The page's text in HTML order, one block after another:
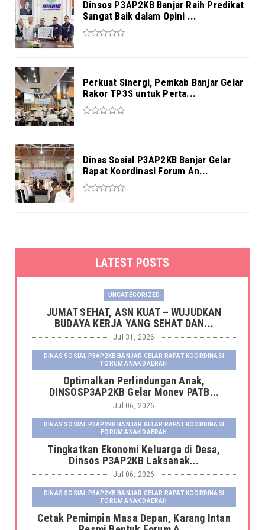
Dinsos P3AP2KB Banjar Raih Predikat
Sangat Baik dalam Opini ...
Perkuat Sinergi, Pemkab Banjar Gelar
Rakor TP3S untuk Perta...
Dinas Sosial P3AP2KB Banjar Gelar
Rapat Koordinasi Forum An...
LATEST POSTS
UNCATEGORIZED
JUMAT SEHAT, ASN KUAT – WUJUDKAN
BUDAYA KERJA YANG SEHAT DAN...
Jul 31, 2026
DINAS SOSIAL P3AP2KB BANJAR GELAR RAPAT KOORDINASI
FORUM ANAK DAERAH
Optimalkan Perlindungan Anak,
DINSOSP3AP2KB Gelar Monev PATB...
Jul 06, 2026
DINAS SOSIAL P3AP2KB BANJAR GELAR RAPAT KOORDINASI
FORUM ANAK DAERAH
Tingkatkan Ekonomi Keluarga di Desa,
Dinsos P3AP2KB Laksanak...
Jul 06, 2026
DINAS SOSIAL P3AP2KB BANJAR GELAR RAPAT KOORDINASI
FORUM ANAK DAERAH
Cetak Pemimpin Masa Depan, Karang Intan